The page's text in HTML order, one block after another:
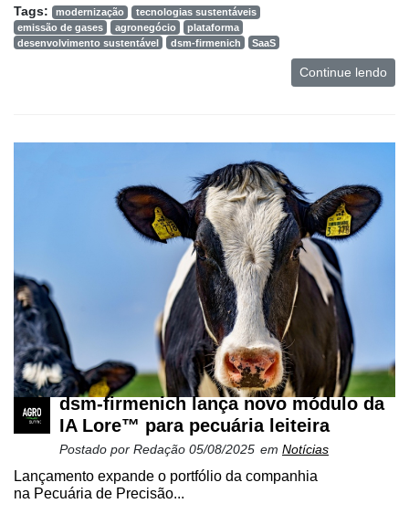
Cadastre-
se
Minha
Tags: modernização
tecnologias sustentáveis
emissão de gases
agronegócio
plataforma
desenvolvimento sustentável
dsm-firmenich SaaS
Continue lendo
dsm-firmenich lança novo módulo da
IA Lore™ para pecuária leiteira
Postado por Redação 05/08/2025 em Notícias
Lançamento expande o portfólio da companhia
na Pecuária de Precisão...